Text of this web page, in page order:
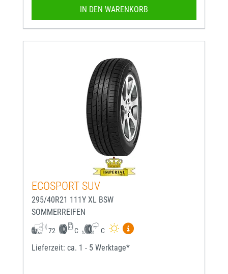
IN DEN WARENKORB
ECOSPORT SUV
295/40R21 111Y XL BSW
SOMMERREIFEN
72 C C
Mehr Informationen zum
Lieferzeit: ca. 1 - 5 Werktage*